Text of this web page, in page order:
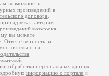
возможность
произведений в
договора
авторам
возможна
вы можете
Ответственность за
на
обработки персональных данных
информацию о портале и